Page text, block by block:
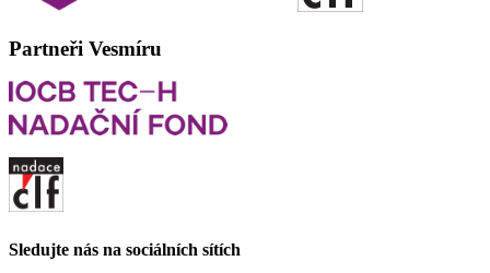
Partneři Vesmíru
Sledujte nás na sociálních sítích